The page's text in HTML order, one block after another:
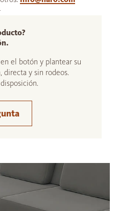
el botón y plantear su
directa y sin rodeos.